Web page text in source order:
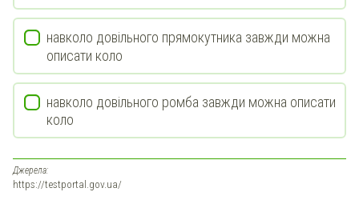
навколо довільного прямокутника завжди можна
описати коло
навколо довільного ромба завжди можна описати
коло
Джерела:
https://testportal.gov.ua/